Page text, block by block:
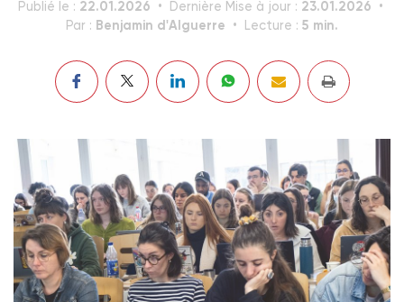
Publié le : 22.01.2026 Dernière Mise à jour : 23.01.2026
Par : Benjamin d'Alguerre Lecture : 5 min.